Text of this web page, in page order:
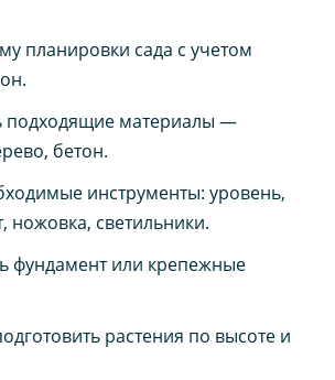
планировки сада с учетом
подходящие материалы —
бетон.
инструменты: уровень,
ножовка, светильники.
фундамент или крепежные
растения по высоте и